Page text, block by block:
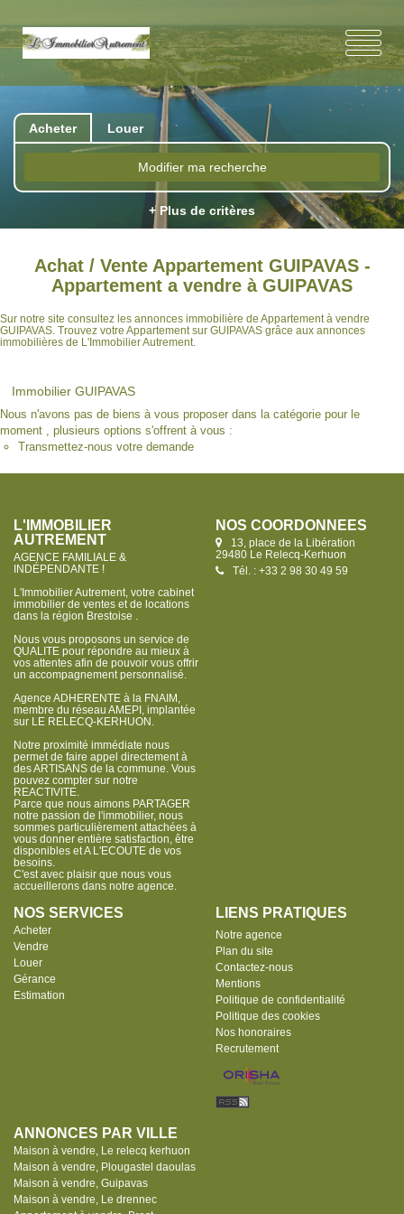
Acheter Louer
Modifier ma recherche
+ Plus de critères
Achat / Vente Appartement GUIPAVAS -
Appartement a vendre à GUIPAVAS
Sur notre site consultez les annonces immobilière de Appartement à vendre
GUIPAVAS. Trouvez votre Appartement sur GUIPAVAS grâce aux annonces
immobilières de L'Immobilier Autrement.
Immobilier GUIPAVAS
Nous n'avons pas de biens à vous proposer dans la catégorie pour le
moment , plusieurs options s'offrent à vous :
Transmettez-nous votre demande
L'IMMOBILIER
AUTREMENT
AGENCE FAMILIALE &
INDÉPENDANTE !
L'Immobilier Autrement, votre cabinet
immobilier de ventes et de locations
dans la région Brestoise .
Nous vous proposons un service de
QUALITE pour répondre au mieux à
vos attentes afin de pouvoir vous offrir
un accompagnement personnalisé.
Agence ADHERENTE à la FNAIM,
membre du réseau AMEPI, implantée
sur LE RELECQ-KERHUON.
Notre proximité immédiate nous
permet de faire appel directement à
des ARTISANS de la commune. Vous
pouvez compter sur notre
REACTIVITE.
Parce que nous aimons PARTAGER
notre passion de l'immobilier, nous
sommes particulièrement attachées à
vous donner entière satisfaction, être
disponibles et A L'ECOUTE de vos
besoins.
C'est avec plaisir que nous vous
accueillerons dans notre agence.
NOS COORDONNÉES
13, place de la Libération
29480 Le Relecq-Kerhuon
Tél. : +33 2 98 30 49 59
NOS SERVICES
Acheter
Vendre
Louer
Gérance
Estimation
LIENS PRATIQUES
Notre agence
Plan du site
Contactez-nous
Mentions
Politique de confidentialité
Politique des cookies
Nos honoraires
Recrutement
ANNONCES PAR VILLE
Maison à vendre, Le relecq kerhuon
Maison à vendre, Plougastel daoulas
Maison à vendre, Guipavas
Maison à vendre, Le drennec